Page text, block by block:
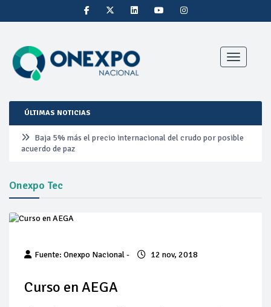
Toggle
ÚLTIMAS NOTICIAS
Baja 5% más el precio internacional del crudo por posible
acuerdo de paz
Aumentan 83% ventas de diésel Pemex: PetroIntelligence
está lejos de la meta
Medio Oriente
Así comienza un nuevo mes para los combustibles
Onexpo Tec
Fuente: Onexpo Nacional - 12 nov, 2018
Curso en AEGA